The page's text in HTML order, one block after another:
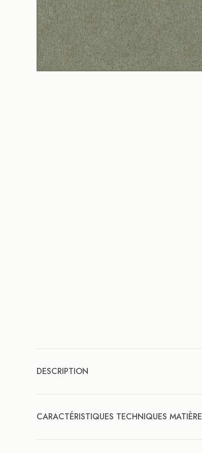
DESCRIPTION
CARACTÉRISTIQUES TECHNIQUES MATIÈRE